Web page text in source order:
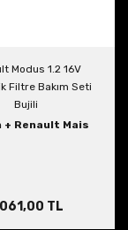
Modus 1.2 16V
Filtre Bakım Seti
Bujili
Renault Mais
TL